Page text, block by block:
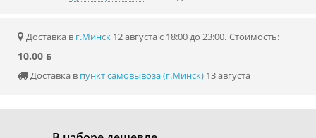
Доставка в г.Минск 12 августа с 18:00 до 23:00. Стоимость:
10.00 ƃ
Доставка в пункт самовывоза (г.Минск) 13 августа